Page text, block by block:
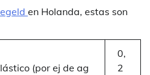
en Holanda, estas son
(por ej de ag
0,
2